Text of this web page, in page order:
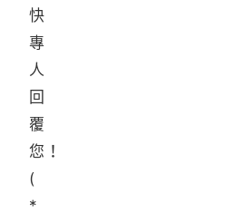
快
專
人
回
覆
您！
(
*